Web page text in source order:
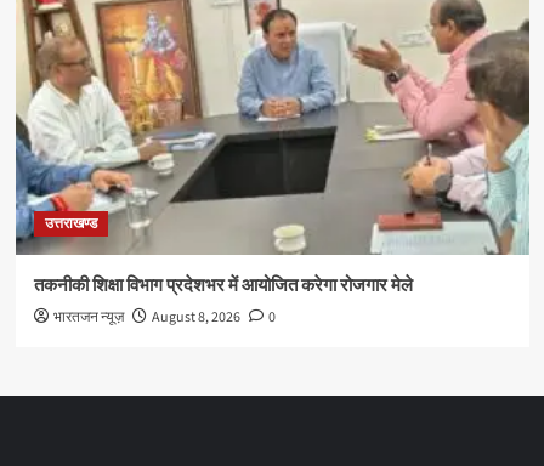
उत्तराखण्ड
तकनीकी शिक्षा विभाग प्रदेशभर में आयोजित करेगा रोजगार मेले
भारतजन न्यूज़ August 8, 2026 0